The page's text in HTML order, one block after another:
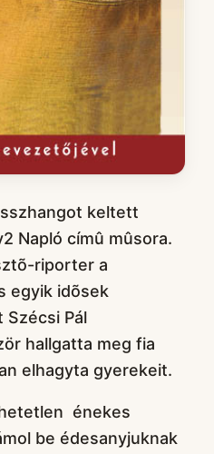
keltett
Napló címû mûsora.
riporter a
egyik idõsek
Pál
hallgatta meg fia
elhagyta gyerekeit.
énekes
be édesanyjuknak